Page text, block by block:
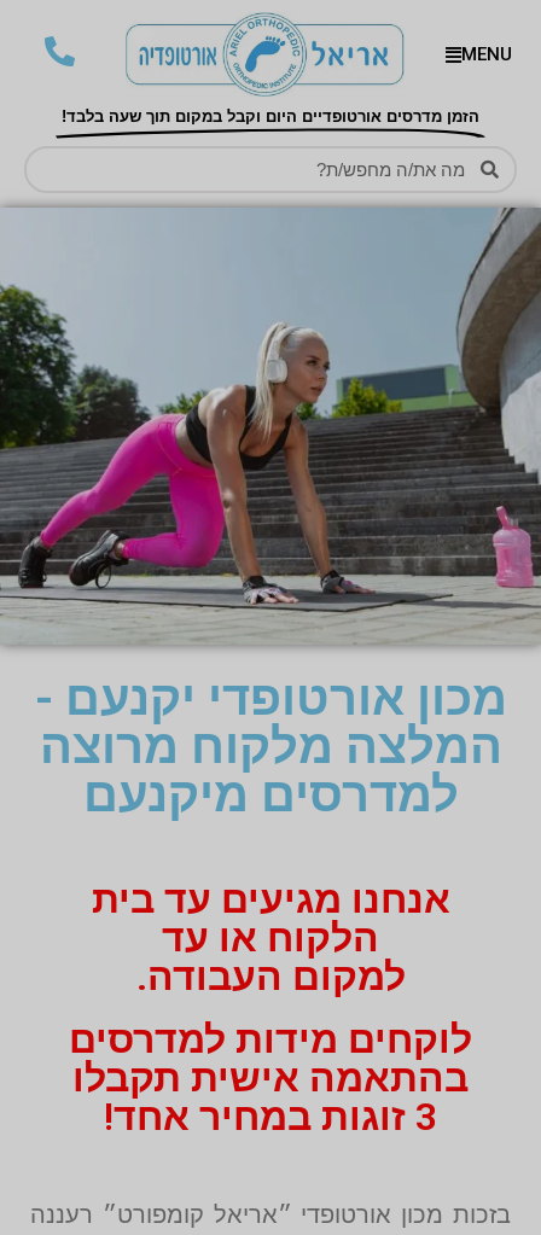
MENU
הזמן מדרסים אורטופדיים היום וקבל במקום תוך שעה בלבד!
מכון אורטופדי יקנעם -
המלצה מלקוח מרוצה
למדרסים מיקנעם
אנחנו מגיעים עד בית
הלקוח או עד
למקום העבודה.
לוקחים מידות למדרסים
בהתאמה אישית תקבלו
3 זוגות במחיר אחד!
בזכות מכון אורטופדי ״אריאל קומפורט״ רעננה